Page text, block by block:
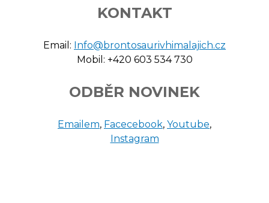
KONTAKT
Email: Info@brontosaurivhimalajich.cz
Mobil: +420 603 534 730
ODBĚR NOVINEK
Emailem, Facecebook, Youtube,
Instagram